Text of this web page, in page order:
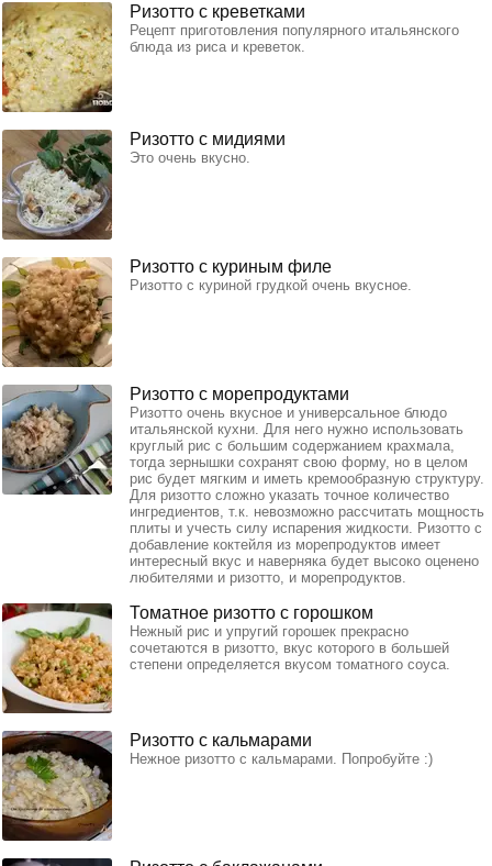
Ризотто с креветками
Рецепт приготовления популярного итальянского
блюда из риса и креветок.
Ризотто с мидиями
Это очень вкусно.
Ризотто с куриным филе
Ризотто с куриной грудкой очень вкусное.
Ризотто с морепродуктами
Ризотто очень вкусное и универсальное блюдо
итальянской кухни. Для него нужно использовать
круглый рис с большим содержанием крахмала,
тогда зернышки сохранят свою форму, но в целом
рис будет мягким и иметь кремообразную структуру.
Для ризотто сложно указать точное количество
ингредиентов, т.к. невозможно рассчитать мощность
плиты и учесть силу испарения жидкости. Ризотто с
добавление коктейля из морепродуктов имеет
интересный вкус и наверняка будет высоко оценено
любителями и ризотто, и морепродуктов.
Томатное ризотто с горошком
Нежный рис и упругий горошек прекрасно
сочетаются в ризотто, вкус которого в большей
степени определяется вкусом томатного соуса.
Ризотто с кальмарами
Нежное ризотто с кальмарами. Попробуйте :)